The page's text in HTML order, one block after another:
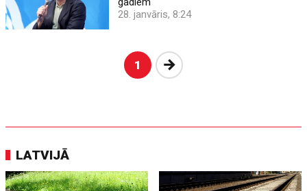
28. janvāris, 8:24
1 Nākošā
LATVIJĀ